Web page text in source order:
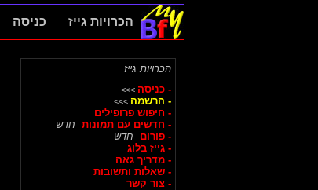
הכרויות גייז כניסה
הכרויות גייז
- כניסה >>>
- הרשמה >>>
- חיפוש פרופילים
- חדשים עם תמונות חדש
- פורום
חדש
- גייז בלוג
- מדריך גאה
- שאלות ותשובות
- צור קשר